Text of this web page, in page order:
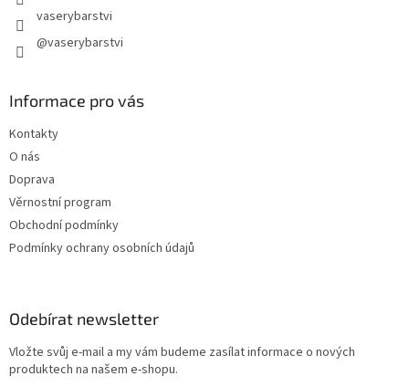
vaserybarstvi
@vaserybarstvi
Informace pro vás
Kontakty
O nás
Doprava
Věrnostní program
Obchodní podmínky
Podmínky ochrany osobních údajů
Odebírat newsletter
Vložte svůj e-mail a my vám budeme zasílat informace o nových
produktech na našem e-shopu.